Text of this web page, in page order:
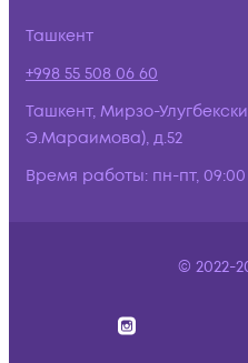
Ташкент
+998 55 508 06 60
Ташкент, Мирзо-
Э.Мараимова), д.52
Время работы: пн-пт,
© 2022-